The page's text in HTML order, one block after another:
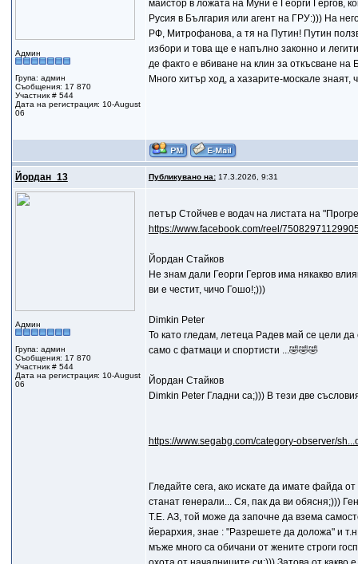
Админ
Група: админ
Съобщения: 17 870
Участник # 544
Дата на регистрация: 10-August
06
майстор в ложата на Муни е Георги Гергов,
Русия в България или агент на ГРУ:))) На
РФ, Митрофанова, а тя на Путин! Путин
избори и това ще е напълно законно и
де факто е вбиване на клин за откъсване
Много хитър ход, а хазарите-москале
Йордан_13 Публикувано на:17.3.2026, 9:31
Админ
Група: админ
Съобщения: 17 870
Участник # 544
Дата на регистрация: 10-August
06
петър Стойчев е водач на листата на
https://www.facebook.com/reel/
Йордан Стайков
Не знам дали Георги Гергов има някакво
ви е честит, чичо Гошо!;)))
Dimkin Peter
То като гледам, летеца Радев май се цели
само с фатмаци и спортисти ...🤣🤣🤣
Йордан Стайков
Dimkin Peter Гладни са;))) В тези две
https://www.segabg.com/category-observer/
Гледайте сега, ако искате да имате файда
станат генерали... Ся, пак да ви обясня;)))
Т.Е. АЗ, той може да започне да взема
йерархия, знае : "Разрешете да доложа" и
мъже много са обичани от жените строги